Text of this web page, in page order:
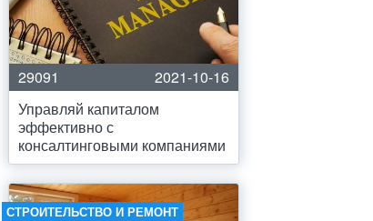
29091
2021-10-16
Управляй капиталом
эффективно с
консалтинговыми компаниями
СТРОИТЕЛЬСТВО И РЕМОНТ